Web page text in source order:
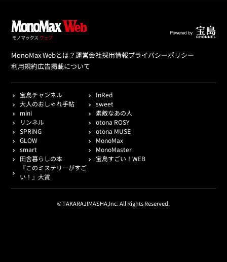
MonoMax Webとは？運営会社採用情報プライバシーポリシー
利用規約広告掲載について
宝島チャンネル
InRed
大人のおしゃれ手帖
sweet
mini
素敵なあの人
リンネル
otona ROSY
SPRiNG
otona MUSE
GLOW
MonoMax
smart
MonoMaster
田舎暮らしの本
宝島すごい！WEB
『このミステリーがすご
い！』大賞
© TAKARAJIMASHA,Inc. All Rights Reserved.